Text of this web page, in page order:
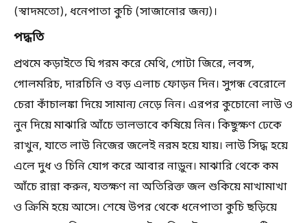
(স্বাদমতো), ধনেপাতা কুচি (সাজানোর জন্য)।
পদ্ধতি
প্রথমে কড়াইতে ঘি গরম করে মেথি, গোটা জিরে, লবঙ্গ,
গোলমরিচ, দারচিনি ও বড় এলাচ ফোড়ন দিন। সুগন্ধ বেরোলে
চেরা কাঁচালঙ্কা দিয়ে সামান্য নেড়ে নিন। এরপর কুচোনো লাউ ও
নুন দিয়ে মাঝারি আঁচে ভালভাবে কষিয়ে নিন। কিছুক্ষণ ঢেকে
রাখুন, যাতে লাউ নিজের জলেই নরম হয়ে যায়। লাউ সিদ্ধ হয়ে
এলে দুধ ও চিনি যোগ করে আবার নাড়ুন। মাঝারি থেকে কম
আঁচে রান্না করুন, যতক্ষণ না অতিরিক্ত জল শুকিয়ে মাখামাখা
ও ক্রিমি হয়ে আসে। শেষে উপর থেকে ধনেপাতা কুচি ছড়িয়ে